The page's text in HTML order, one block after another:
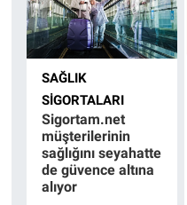
SAĞLIK
SIGORTALARI
Sigortam.net
müşterilerinin
sağlığını seyahatte
de güvence altına
alıyor